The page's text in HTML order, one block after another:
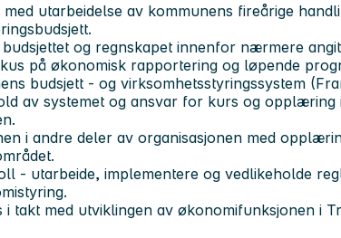
utarbeidelse av kommunens fireårige
og regnskapet innenfor nærmere
på økonomisk rapportering og løpende
budsjett - og virksomhetsstyringssystem
av systemet og ansvar for kurs og opplæring
i andre deler av organisasjonen med
- utarbeide, implementere og vedlikeholde
takt med utviklingen av økonomifunksjonen i